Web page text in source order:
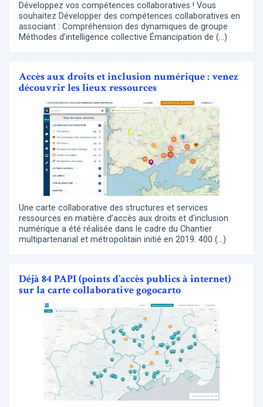
Développez vos compétences collaboratives ! Vous
souhaitez Développer des compétences collaboratives en
associant : Compréhension des dynamiques de groupe
Méthodes d’intelligence collective Émancipation de (…)
Accès aux droits et inclusion numérique : venez
découvrir les lieux ressources
Une carte collaborative des structures et services
ressources en matière d’accès aux droits et d’inclusion
numérique a été réalisée dans le cadre du Chantier
multipartenarial et métropolitain initié en 2019. 400 (…)
Déjà 84 PAPI (points d’accès publics à internet)
sur la carte collaborative gogocarto